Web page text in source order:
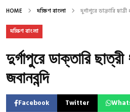
HOME দক্ষিণ বাংলা দুর্গাপুরে ডাক্তারি
দক্ষিণ বাংলা
দুর্গাপুরে ডাক্তারি
জবানবন্দি
Facebook Twitter